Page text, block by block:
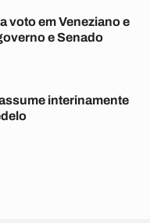
voto em Veneziano e
e Senado
interinamente